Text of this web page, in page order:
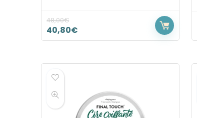
48,00€
40,80€